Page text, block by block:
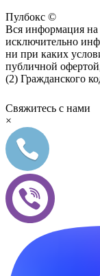
Пулбокс ©
Вся информация на
исключительно
ни при каких
публичной
(2) Гражданского
Свяжитесь с нами
×